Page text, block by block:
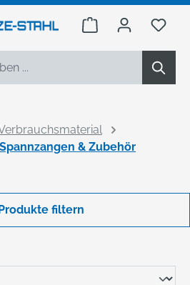
Warenkorb Du
Spannzangen & Zubehör
filtern